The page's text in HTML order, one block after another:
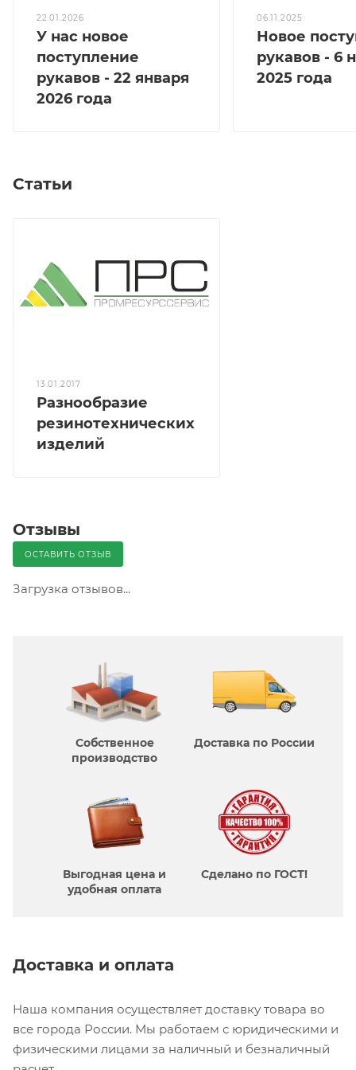
22.01.2026
У нас новое
поступление
рукавов - 22 января
2026 года
06.11.2025
Новое
рукавов - 6
2025 года
Статьи
13.01.2017
Разнообразие
резинотехнических
изделий
Отзывы
ОСТАВИТЬ ОТЗЫВ
Загрузка отзывов...
Собственное
производcтво
Доставка по России
Выгодная цена и
удобная оплата
Сделано по ГОСТ!
Доставка и оплата
Наша компания осуществляет доставку товара во
все города России. Мы работаем с юридическими и
физическими лицами за наличный и безналичный